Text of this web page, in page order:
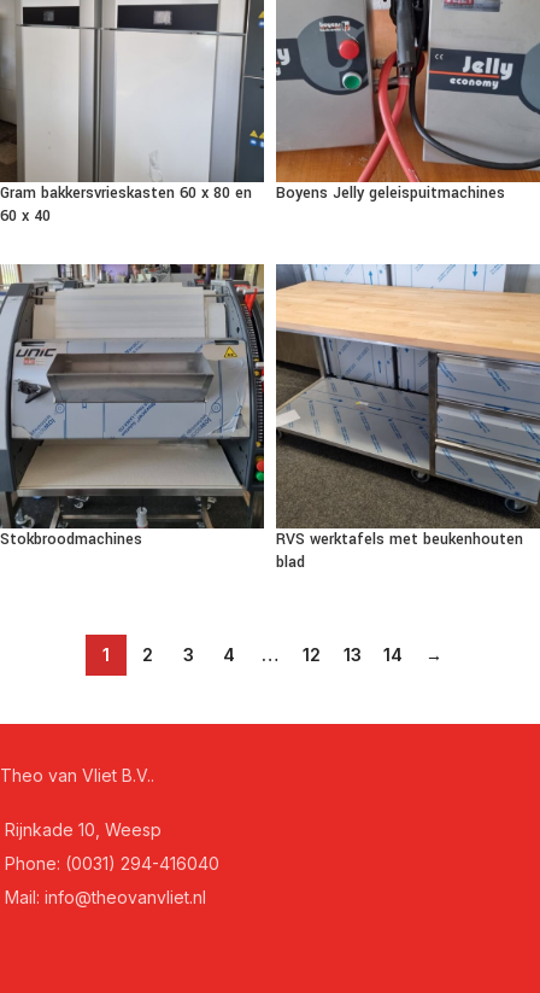
Gram bakkersvrieskasten 60 x 80 en
60 x 40
Boyens Jelly geleispuitmachines
Stokbroodmachines
RVS werktafels met beukenhouten
blad
1 2 3 4 … 12 13 14 →
Theo van Vliet B.V..
Rijnkade 10, Weesp
Phone: (0031) 294-416040
Mail: info@theovanvliet.nl